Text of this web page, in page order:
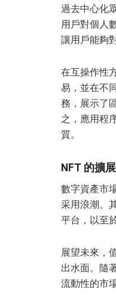
過去中心化
用戶對個人
讓用戶能夠
在互操作性
易，並在不
務，展示了
之，應用程
質。
NFT 的擴
數字資產市
采用浪潮。
平台，以至
展望未來，
出水面。隨
流動性的市